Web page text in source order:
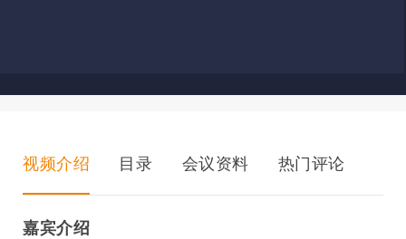
视频介绍 目录 会议资料 热门评论
嘉宾介绍